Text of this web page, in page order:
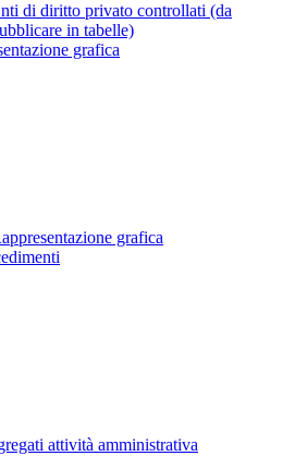
di diritto privato controllati (da
in tabelle)
grafica
grafica
attività amministrativa